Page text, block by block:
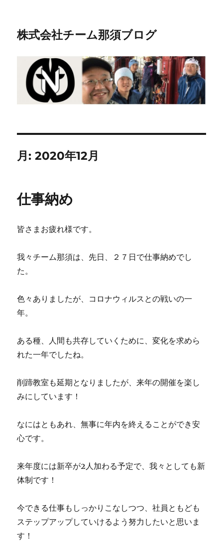
株式会社チーム那須ブログ
月:2020年12月
仕事納め
皆さまお疲れ様です。
我々チーム那須は、先日、２７日で仕事納めでし
た。
色々ありましたが、コロナウィルスとの戦いの一
年。
ある種、人間も共存していくために、変化を求めら
れた一年でしたね。
削蹄教室も延期となりましたが、来年の開催を楽し
みにしています！
なにはともあれ、無事に年内を終えることができ安
心です。
来年度には新卒が2人加わる予定で、我々としても新
体制です！
今できる仕事もしっかりこなしつつ、社員ともども
ステップアップしていけるよう努力したいと思いま
す！